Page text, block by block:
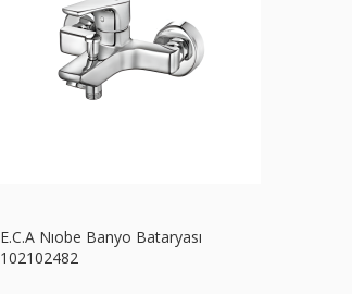
E.C.A Nıobe Banyo Bataryası
102102482